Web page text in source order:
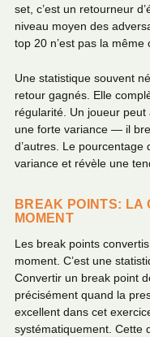
set, c’est un retourneur
niveau moyen des
top 20 n’est pas la
Une statistique souvent
retour gagnés. Elle
régularité. Un joueur
une forte variance — il
d’autres. Le
variance et révèle une
BREAK POINTS: LA
MOMENT
Les break points
moment. C’est une
Convertir un break point
précisément quand la
excellent dans cet
systématiquement. Cette